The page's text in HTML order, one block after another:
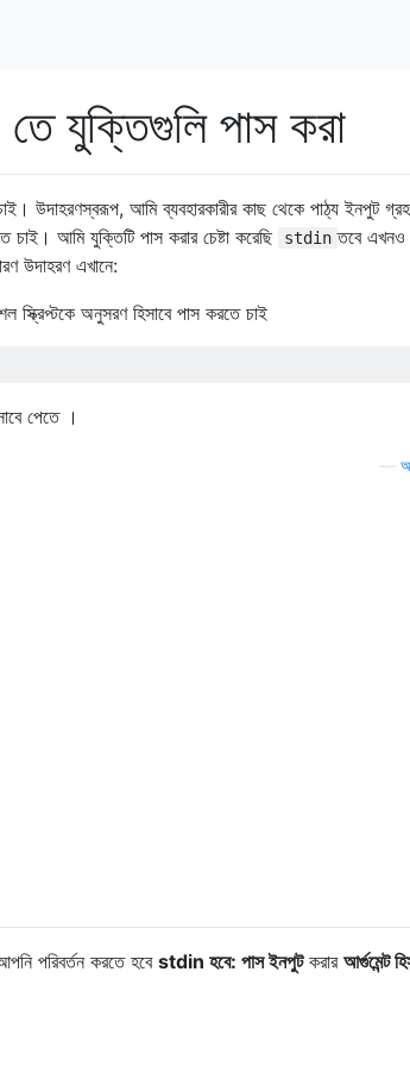
যুক্তিগুলি পাস করা
উদাহরণস্বরূপ, আমি ব্যবহারকারীর কাছ থেকে পাঠ্য ইনপুট
চাই। আমি যুক্তিটি পাস করার চেষ্টা করেছি
stdin তবে এখনও
উদাহরণ এখানে:
অনুসরণ হিসাবে পাস করতে চাই
পেতে ।
পরিবর্তন করতে হবেstdin হবে: পাস ইনপুটকরার আর্গুমেন্ট